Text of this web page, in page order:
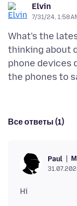
Elvin
7/31/24, 1:58
What's the
thinking about
phone devices
Все ответы (1)
Paul